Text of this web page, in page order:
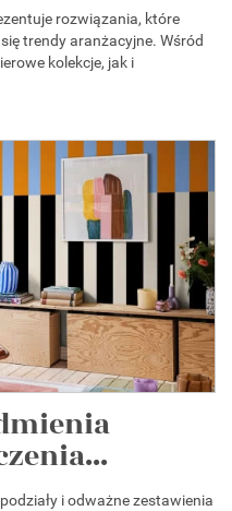
rozwiązania, które
trendy aranżacyjne. Wśród
kolekcje, jak i
i odważne zestawienia